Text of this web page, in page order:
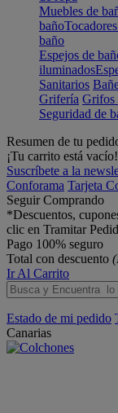
Muebles de
baño
baño
Espejos de
iluminados
Sanitarios
Grifería Grifos
Seguridad de
Resumen de tu
¡Tu carrito está vacío!
Suscríbete a la
Conforama Tarjeta
Seguir Comprando
*Descuentos,
clic en Tramitar
Pago 100% seguro
Total con descuento
Ir Al Carrito
Estado de mi pedido
Canarias